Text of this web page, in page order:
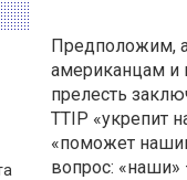
Предположим,
американцам и
прелесть
TTIP «укрепит
«поможет
вопрос: «наши»